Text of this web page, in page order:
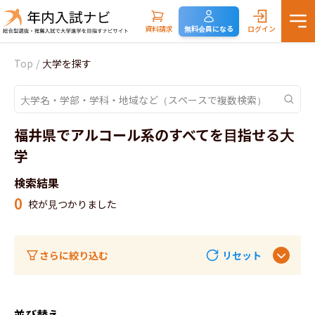
資料請求 無料会員になる ログイン
Top / 大学を探す
福井県でアルコール系のすべてを目指せる大
学
検索結果
0 校が見つかりました
さらに絞り込む リセット